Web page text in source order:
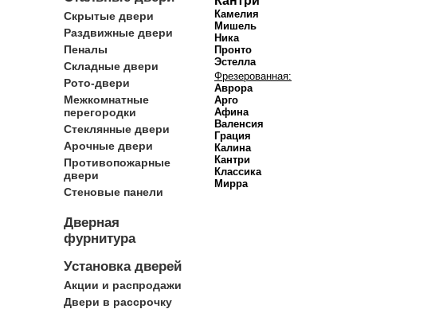
Скрытые двери
Раздвижные двери
Пеналы
Складные двери
Рото-двери
Межкомнатные
перегородки
Стеклянные двери
Арочные двери
Противопожарные
двери
Стеновые панели
Дверная
фурнитура
Установка дверей
Акции и распродажи
Двери в рассрочку
Камелия
Мишель
Ника
Пронто
Эстелла
Фрезерованная:
Аврора
Арго
Афина
Валенсия
Грация
Калина
Кантри
Классика
Мирра